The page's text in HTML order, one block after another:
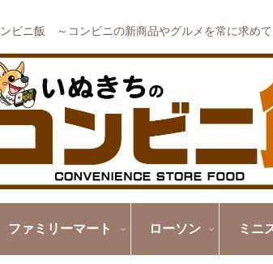
ビニ飯 ～コンビニの新商品やグルメを常に求め
ファミリーマート ローソン ミニ